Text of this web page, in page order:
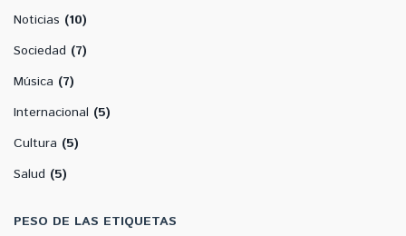
Noticias (10)
Sociedad (7)
Música (7)
Internacional (5)
Cultura (5)
Salud (5)
PESO DE LAS ETIQUETAS